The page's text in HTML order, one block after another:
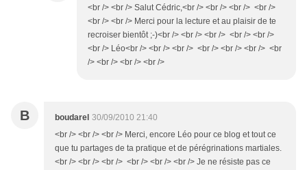
<br /> <br /> Salut Cédric,<br /> <br /> <br /> <br />
<br /> <br /> Merci pour la lecture et au plaisir de te
recroiser bientôt ;-)<br /> <br /> <br /> <br /> <br />
<br /> Léo<br /> <br /> <br /> <br /> <br /> <br /> <br
/> <br /> <br /> <br />
B boudarel 30/09/2010 21:40
<br /> <br /> <br /> Merci, encore Léo pour ce blog et tout ce
que tu partages de ta pratique et de pérégrinations martiales.
<br /> <br /> <br /> <br /> <br /> <br /> Je ne résiste pas ce